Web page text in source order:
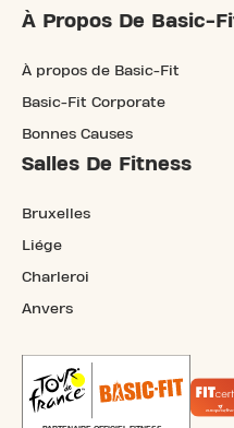
À Propos De Basic-
À propos de Basic-Fit
Basic-Fit Corporate
Bonnes Causes
Salles De Fitness
Bruxelles
Liége
Charleroi
Anvers